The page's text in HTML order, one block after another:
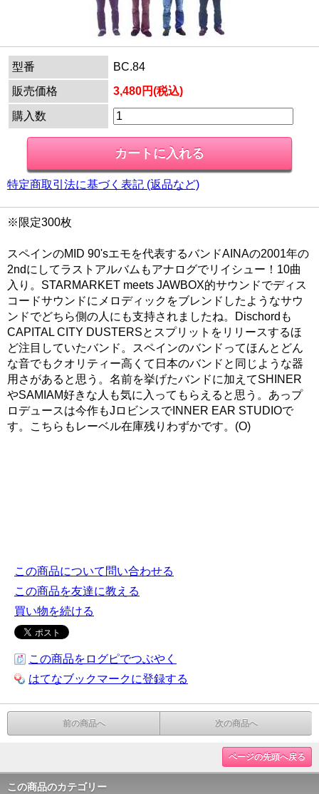
型番
BC.84
販売価格
3,480円(税込)
購入数
特定商取引法に基づく表記 (返品など)
※限定300枚
スペインのMID 90'sエモを代表するバンドAINAの2001年の
2ndにしてラストアルバムもアナログでリイシュー！10曲
入り。STARMARKET meets JAWBOX的サウンドでディス
コードサウンドにメロディックをブレンドしたようなサウ
ンドでどちら側の人にも支持されましたね。Dischordも
CAPITAL CITY DUSTERSとスプリットをリリースするほ
ど注目していたバンド。スペインのバンドってほんとどん
な音でもクオリティー高くて日本のバンドと同じような器
用さがあると思う。名前を挙げたバンドに加えてSHINER
やSAMIAM好きな人も気に入ってもらえると思う。あっプ
ロデュースは今作もJロビンスでINNER EAR STUDIOで
す。こちらもレーベル在庫残りわずかです。(O)
この商品について問い合わせる
この商品を友達に教える
買い物を続ける
この商品をログピでつぶやく
はてなブックマークに登録する
前の商品へ 次の商品へ
ページの先頭へ戻る
この商品のカテゴリー